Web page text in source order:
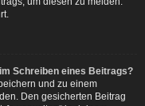
Schreiben eines Beitrags?
und zu einem
Den gesicherten Beitrag